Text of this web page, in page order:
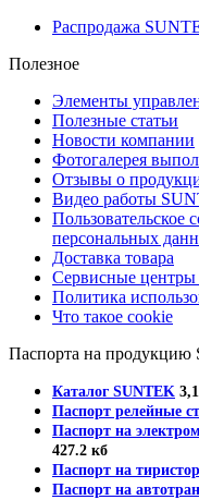
Распродажа
Полезное
Элементы
Полезные статьи
Новости компании
Фотогалерея
Отзывы о
Видео работы
Пользовательское
персональных
Доставка товара
Сервисные
Политика
Что такое cookie
Паспорта на продукцию
Каталог SUNTEK
Паспорт релейные
Паспорт на
427.2 кб
Паспорт на
Паспорт на